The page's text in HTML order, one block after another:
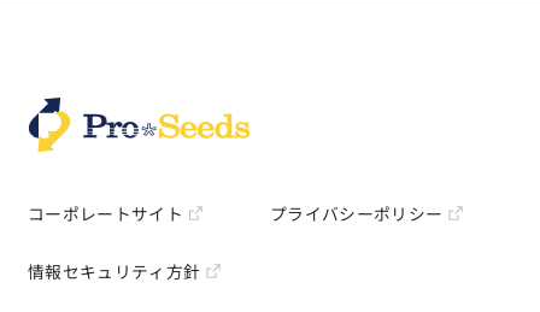
コーポレートサイト プライバシーポリシー
情報セキュリティ方針